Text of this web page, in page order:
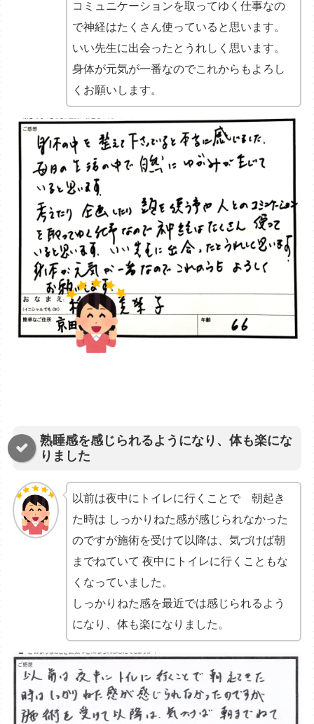
コミュニケーションを取ってゆく仕事なの
で神経はたくさん使っていると思います。
いい先生に出会ったとうれしく思います。
身体が元気が一番なのでこれからもよろし
くお願いします。
熟睡感を感じられるようになり、体も楽にな
りました
以前は夜中にトイレに行くことで 朝起き
た時は しっかりねた感が感じられなかった
のですが施術を受けて以降は、気づけば朝
までねていて 夜中にトイレに行くこともな
くなっていました。
しっかりねた感を最近では感じられるよう
になり、体も楽になりました。